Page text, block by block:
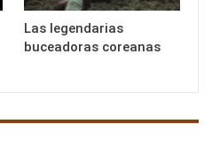
Las legendarias
buceadoras coreanas